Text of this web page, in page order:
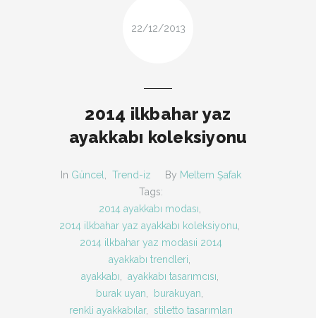
22/12/2013
2014 ilkbahar yaz
ayakkabı koleksiyonu
In Güncel Trend-iz By Meltem Şafak
Tags:
2014 ayakkabı modası
2014 ilkbahar yaz ayakkabı koleksiyonu
2014 ilkbahar yaz modasıi 2014
ayakkabı trendleri
ayakkabı
ayakkabı tasarımcısı
burak uyan
burakuyan
renkli ayakkabılar, stiletto tasarımları